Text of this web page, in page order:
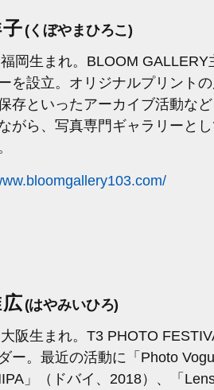
(くぼやまひろこ)
岡生まれ。BLOOM
を設立。オリジナルプリント
存といったアーカイブ活動な
がら、写真専門ギャラリーと
(はやみいひろ)
阪生まれ。T3 PHOTO
ー。最近の活動に「Photo
」（ドバイ、2018）、「